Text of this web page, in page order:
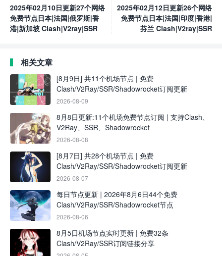
2025年02月10日更新27个网络
免费节点日本|法国|俄罗斯|香
港|新加坡 Clash|V2ray|SSR
2025年02月12日更新26个网络
免费节点日本|法国|印度|香港|
芬兰 Clash|V2ray|SSR
相关文章
[8月9日] 共11个机场节点 | 免费
Clash/V2Ray/SSR/Shadowrocket订阅更新
2026-08-09
8月8日更新:11个机场免费节点订阅 | 支持Clash、
V2Ray、SSR、Shadowrocket
2026-08-08
[8月7日] 共28个机场节点 | 免费
Clash/V2Ray/SSR/Shadowrocket订阅更新
2026-08-07
每日节点更新 | 2026年8月6日44个免费
Clash/V2Ray/SSR/Shadowrocket节点
2026-08-06
8月5日机场节点实时更新 | 免费32条
Clash/V2Ray/SSR订阅链接分享